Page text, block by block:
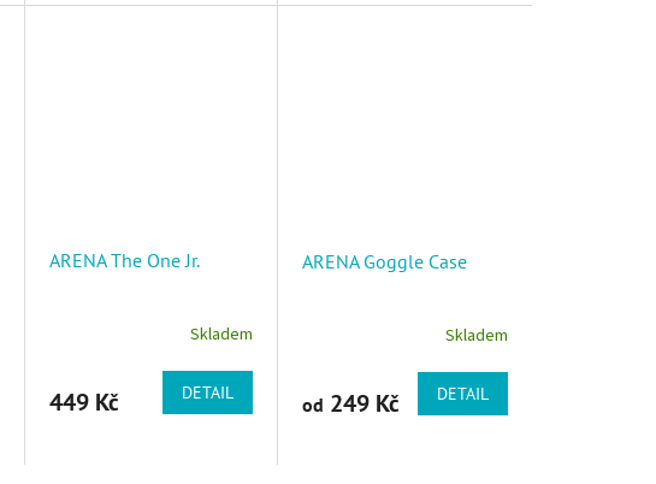
ARENA The One Jr.
Skladem
449 Kč DETAIL
ARENA Goggle Case
Skladem
od 249 Kč DETAIL